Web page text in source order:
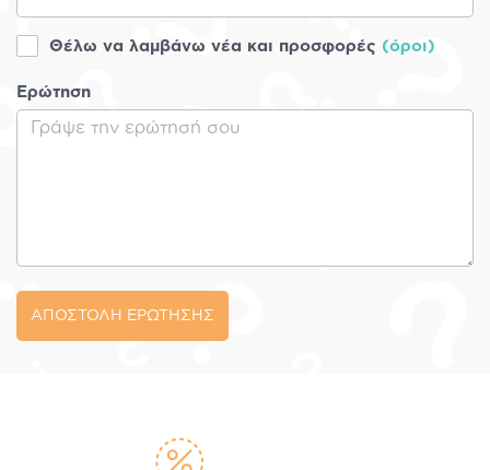
Θέλω να λαμβάνω νέα και προσφορές (όροι)
Ερώτηση
ΑΠΟΣΤΟΛΗ ΕΡΩΤΗΣΗΣ